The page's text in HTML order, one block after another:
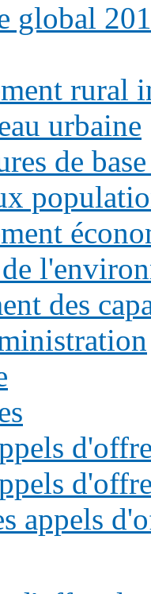
global
rural
urbaine
de
des
appels